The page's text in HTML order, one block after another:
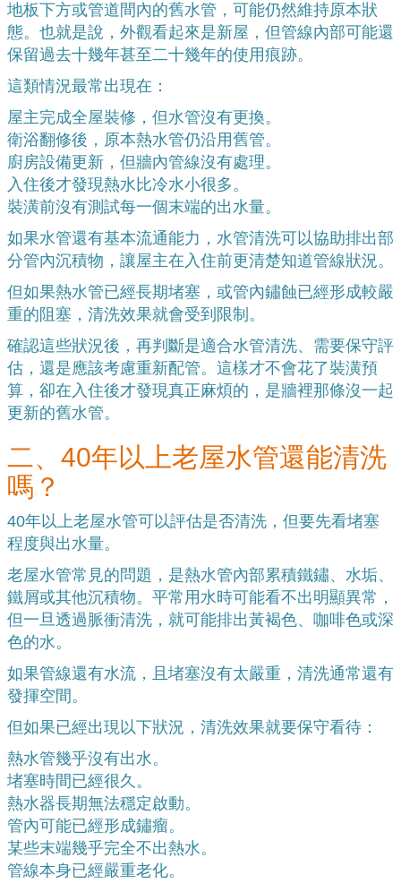
地板下方或管道間內的舊水管，可能仍然維持原本狀
態。也就是說，外觀看起來是新屋，但管線內部可能還
保留過去十幾年甚至二十幾年的使用痕跡。
這類情況最常出現在：
屋主完成全屋裝修，但水管沒有更換。
衛浴翻修後，原本熱水管仍沿用舊管。
廚房設備更新，但牆內管線沒有處理。
入住後才發現熱水比冷水小很多。
裝潢前沒有測試每一個末端的出水量。
如果水管還有基本流通能力，水管清洗可以協助排出部
分管內沉積物，讓屋主在入住前更清楚知道管線狀況。
但如果熱水管已經長期堵塞，或管內鏽蝕已經形成較嚴
重的阻塞，清洗效果就會受到限制。
確認這些狀況後，再判斷是適合水管清洗、需要保守評
估，還是應該考慮重新配管。這樣才不會花了裝潢預
算，卻在入住後才發現真正麻煩的，是牆裡那條沒一起
更新的舊水管。
二、40年以上老屋水管還能清洗
嗎？
40年以上老屋水管可以評估是否清洗，但要先看堵塞
程度與出水量。
老屋水管常見的問題，是熱水管內部累積鐵鏽、水垢、
鐵屑或其他沉積物。平常用水時可能看不出明顯異常，
但一旦透過脈衝清洗，就可能排出黃褐色、咖啡色或深
色的水。
如果管線還有水流，且堵塞沒有太嚴重，清洗通常還有
發揮空間。
但如果已經出現以下狀況，清洗效果就要保守看待：
熱水管幾乎沒有出水。
堵塞時間已經很久。
熱水器長期無法穩定啟動。
管內可能已經形成鏽瘤。
某些末端幾乎完全不出熱水。
管線本身已經嚴重老化。